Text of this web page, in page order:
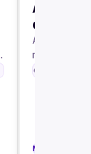
Achados
queloide
Aula sobre
mamografia
👁️
Mastologia